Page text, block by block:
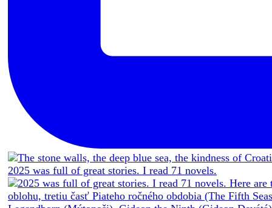
2025 was full of great stories. I read 71 novels.